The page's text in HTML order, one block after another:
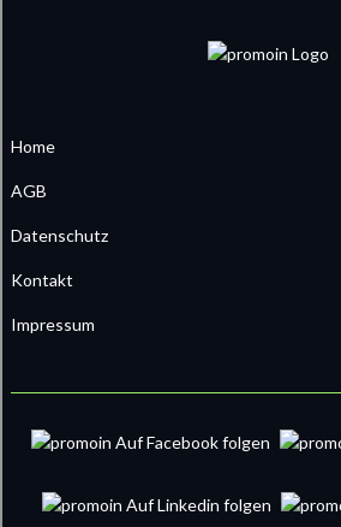
Home
AGB
Datenschutz
Kontakt
Impressum